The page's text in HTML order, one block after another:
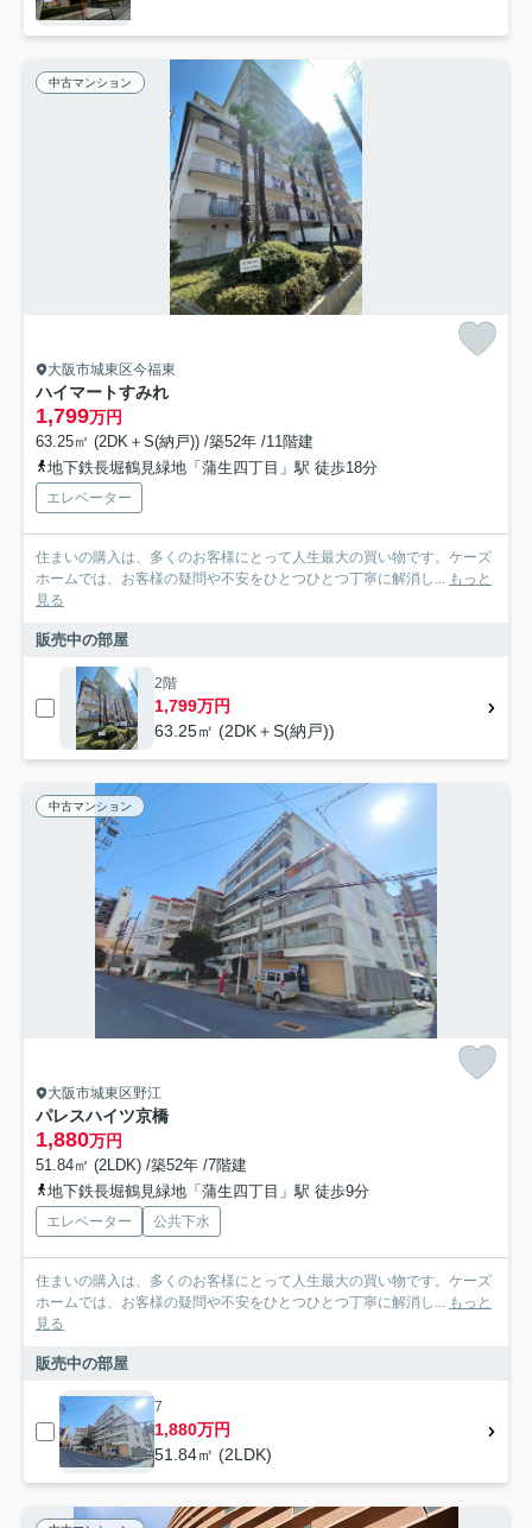
中古マンション
大阪市城東区今福東
ハイマートすみれ
1,799万円
63.25㎡ (2DK＋S(納戸)) /築52年 /11階建
地下鉄長堀鶴見緑地「蒲生四丁目」駅 徒歩18分
エレベーター
住まいの購入は、多くのお客様にとって人生最大の買い物です。ケーズ
ホームでは、お客様の疑問や不安をひとつひとつ丁寧に解消し... もっと
見る
販売中の部屋
2階
1,799万円
63.25㎡ (2DK＋S(納戸))
中古マンション
大阪市城東区野江
パレスハイツ京橋
1,880万円
51.84㎡ (2LDK) /築52年 /7階建
地下鉄長堀鶴見緑地「蒲生四丁目」駅 徒歩9分
エレベーター 公共下水
住まいの購入は、多くのお客様にとって人生最大の買い物です。ケーズ
ホームでは、お客様の疑問や不安をひとつひとつ丁寧に解消し... もっと
見る
販売中の部屋
7
1,880万円
51.84㎡ (2LDK)